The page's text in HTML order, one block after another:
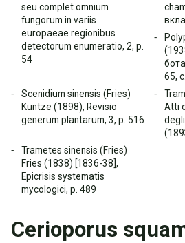
seu complet omnium
fungorum in variis
europaeae regionibus
detectorum enumeratio, 2, p.
54
65,
Scenidium sinensis (Fries)
Kuntze (1898), Revisio
generum plantarum, 3, p. 516
Atti
Trametes sinensis (Fries)
Fries (1838) [1836-38],
Epicrisis systematis
mycologici, p. 489
Cerioporus